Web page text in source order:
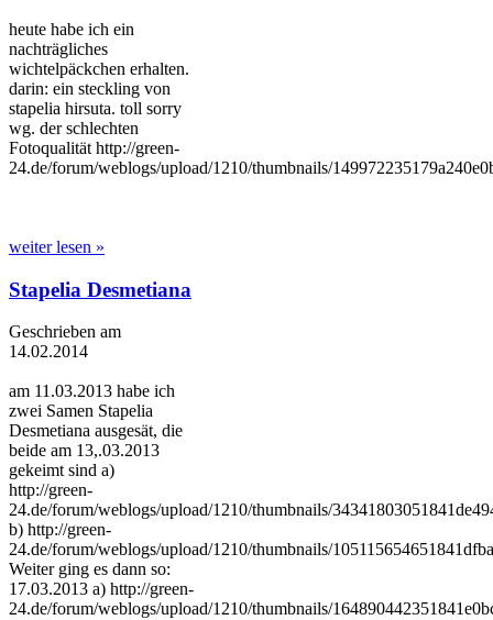
heute habe ich ein
nachträgliches
wichtelpäckchen erhalten.
darin: ein steckling von
stapelia hirsuta. toll sorry
wg. der schlechten
Fotoqualität http://green-
24.de/forum/weblogs/upload/1210/thumbnails/
weiter lesen »
Stapelia Desmetiana
Geschrieben am
14.02.2014
am 11.03.2013 habe ich
zwei Samen Stapelia
Desmetiana ausgesät, die
beide am 13,.03.2013
gekeimt sind a)
http://green-
24.de/forum/weblogs/upload/1210/thumbnails/
b) http://green-
24.de/forum/weblogs/upload/1210/thumbnails/
Weiter ging es dann so:
17.03.2013 a) http://green-
24.de/forum/weblogs/upload/1210/thumbnails/